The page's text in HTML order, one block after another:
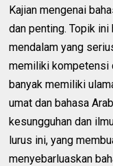
Kajian mengenai
dan penting. Topik
mendalam yang
memiliki kompetensi
banyak memiliki
umat dan bahasa
kesungguhan dan
lurus ini, yang
menyebarluaskan